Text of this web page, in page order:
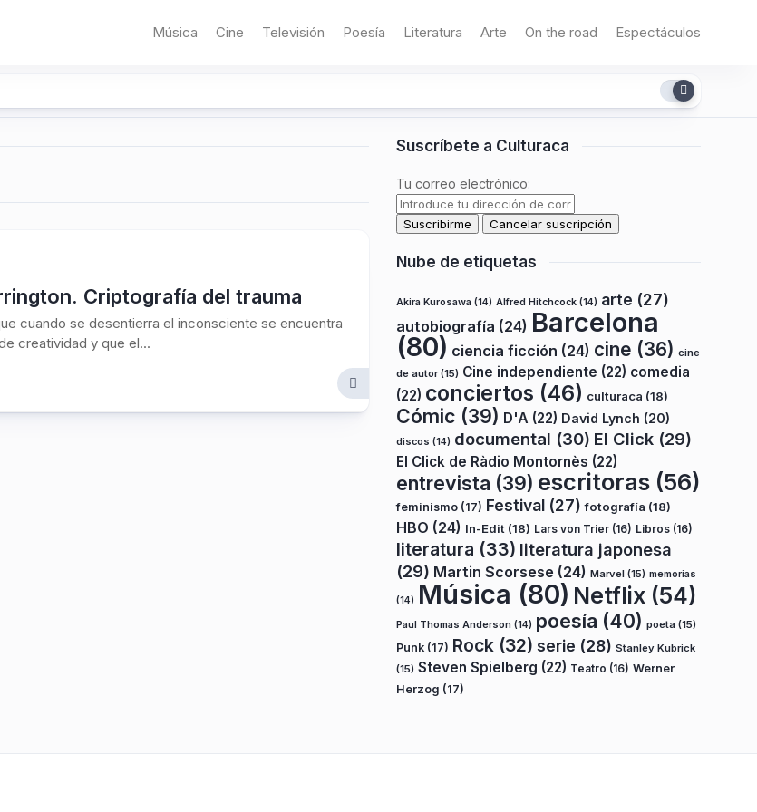
Música Cine Televisión Poesía Literatura Arte On the road Espectáculos
Criptografía del trauma
cuando se desentierra el inconsciente se encuentra
creatividad y que el...
Suscríbete a Culturaca
Tu correo electrónico:
Nube de etiquetas
Akira Kurosawa (14) Alfred Hitchcock (14) arte (27)
autobiografía (24) Barcelona
(80) ciencia ficción (24) cine (36) cine
de autor(15) Cine independiente (22) comedia
(22) conciertos (46) culturaca (18)
Cómic (39) D'A (22) David Lynch (20)
discos (14) documental (30) El Click (29)
El Click de Ràdio Montornès (22)
entrevista (39) escritoras (56)
feminismo (17) Festival (27) fotografía (18)
HBO (24) In-Edit (18) Lars von Trier (16) Libros (16)
literatura (33) literatura japonesa
(29) Martin Scorsese (24) Marvel (15) memorias
(14) Música (80) Netflix (54)
Paul Thomas Anderson (14) poesía (40) poeta (15)
Punk (17) Rock (32) serie (28) Stanley Kubrick
(15) Steven Spielberg (22) Teatro (16) Werner
Herzog (17)